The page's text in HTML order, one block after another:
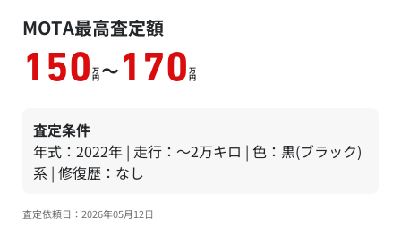
MOTA最高査定額
150 万
円 ～ 170 万
円
査定条件
年式：2022年 | 走行：～2万キロ | 色：黒(ブラック)
系 | 修復歴：なし
査定依頼日：2026年05月12日